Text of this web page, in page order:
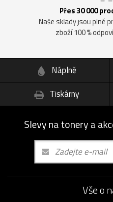
Přes 30 000
Naše sklady jsou plné
zboží 100 %
Náplně
Tiskárny
Slevy na tonery a
Vše o